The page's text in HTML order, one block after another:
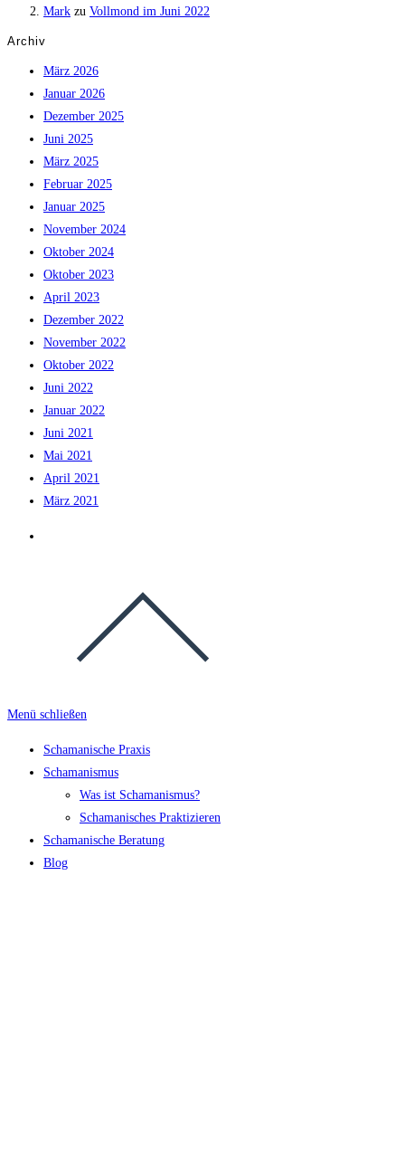
Mark zu Vollmond im Juni 2022
Archiv
März 2026
Januar 2026
Dezember 2025
Juni 2025
März 2025
Februar 2025
Januar 2025
November 2024
Oktober 2024
Oktober 2023
April 2023
Dezember 2022
November 2022
Oktober 2022
Juni 2022
Januar 2022
Juni 2021
Mai 2021
April 2021
März 2021
Menü schließen
Schamanische Praxis
Schamanismus
Was ist Schamanismus?
Schamanisches Praktizieren
Schamanische Beratung
Blog